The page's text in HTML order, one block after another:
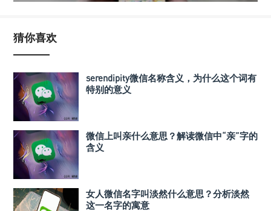
猜你喜欢
serendipity微信名称含义，为什么这个词有
特别的意义
微信上叫亲什么意思？解读微信中“亲”字的
含义
女人微信名字叫淡然什么意思？分析淡然
这一名字的寓意